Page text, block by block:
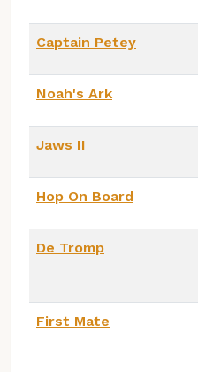
Captain Petey
Noah's Ark
Jaws II
Hop On Board
De Tromp
First Mate